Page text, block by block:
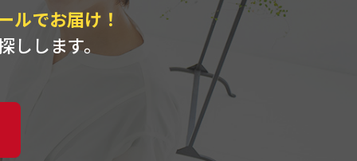
ルでお届け！
します。